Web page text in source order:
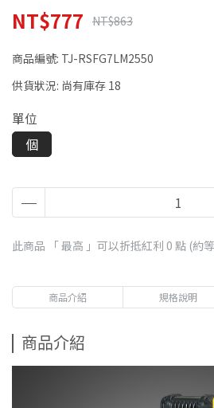
NT$777 NT$863
商品編號: TJ-RSFG7LM2550
供貨狀況: 尚有庫存 18
單位
個
此商品 「 最高 」可以折抵紅利 0 點 (約
商品介紹 規格說明
商品介紹